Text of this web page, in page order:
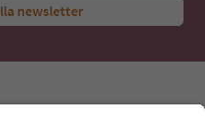
newsletter